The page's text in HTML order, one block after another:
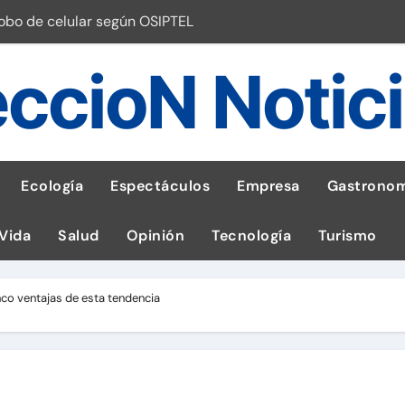
de celular según OSIPTEL
¡Descarga la app de Meridianbet y gana una jugada gratis
inspirado en la fuerza de un volcán
1,600 equipos educativos
por ignorar distancias de seguridad
de GEI en sus operaciones
Ecología Espectáculos Empresa
Salud Opinión Tecnología Turismo
ventajas de esta tendencia